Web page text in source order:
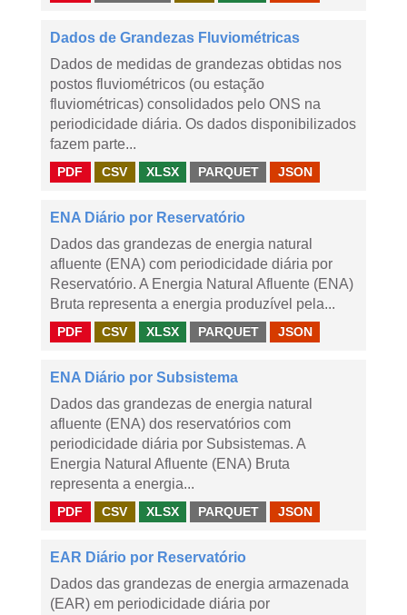
Dados de Grandezas Fluviométricas
Dados de medidas de grandezas obtidas nos
postos fluviométricos (ou estação
fluviométricas) consolidados pelo ONS na
periodicidade diária. Os dados disponibilizados
fazem parte...
PDF CSV XLSX PARQUET JSON
ENA Diário por Reservatório
Dados das grandezas de energia natural
afluente (ENA) com periodicidade diária por
Reservatório. A Energia Natural Afluente (ENA)
Bruta representa a energia produzível pela...
PDF CSV XLSX PARQUET JSON
ENA Diário por Subsistema
Dados das grandezas de energia natural
afluente (ENA) dos reservatórios com
periodicidade diária por Subsistemas. A
Energia Natural Afluente (ENA) Bruta
representa a energia...
PDF CSV XLSX PARQUET JSON
EAR Diário por Reservatório
Dados das grandezas de energia armazenada
(EAR) em periodicidade diária por